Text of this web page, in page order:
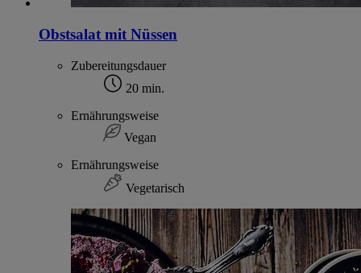
Obstsalat mit Nüssen
Zubereitungsdauer
20 min.
Ernährungsweise
Vegan
Ernährungsweise
Vegetarisch